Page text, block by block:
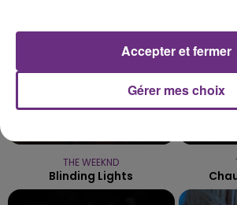
THE WEEKND
Blinding Lights
Gérer mes choix
Accepter et fermer